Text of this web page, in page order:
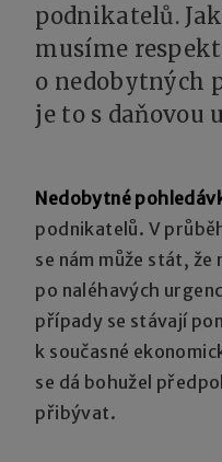
podnikatelů.
musíme
o nedobytných
je to s daňovou
Nedobytné
podnikatelů. V
se nám může stát, že
po naléhavých
případy se stávají
k současné
se dá bohužel
přibývat.